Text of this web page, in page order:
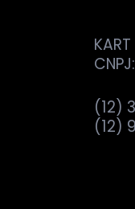
KART
(12)
(12)